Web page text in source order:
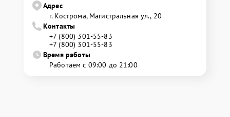
Адрес
г. Кострома, Магистральная ул., 20
Контакты
+7 (800) 301-55-83
+7 (800) 301-55-83
Время работы
Работаем с 09:00 до 21:00